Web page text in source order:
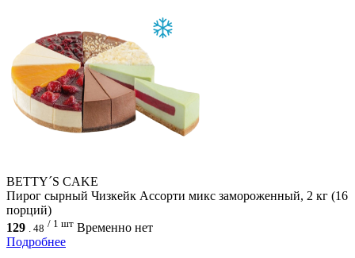
BETTY´S CAKE
Пирог сырный Чизкейк Ассорти микс замороженный, 2 кг (16
порций)
129
48 / 1 шт Временно нет
Подробнее